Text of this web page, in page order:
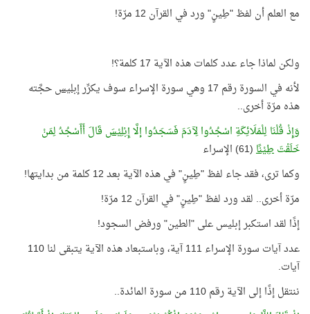
مع العلم أن لفظ "طِينٍ" ورد في القرآن 12 مرّة!
ولكن لماذا جاء عدد كلمات هذه الآية 17 كلمة؟!
لأنه في السورة رقم 17 وهي سورة الإسراء سوف يكرِّر
إبليسحجَّته
هذه مرّة أخرى..
وَإِذْ قُلْنَا لِلْمَلَائِكَةِ اسْجُدُوا لِآدَمَ فَسَجَدُوا إلَّاإِبْلِيْسَ قَالَ أَأَسْجُدُ لِمَنْ
خَلَقْتَطِيْنًا(61) الإسراء
وكما ترى، فقد جاء لفظ "طِينٍ" في هذه الآية بعد 12 كلمة من بدايتها!
مرّة أخرى.. لقد ورد لفظ "طِينٍ" في القرآن 12 مرّة!
إذًا لقد استكبر إبليس على "الطين" ورفض السجود!
عدد آيات سورة الإسراء 111 آية، وباستبعاد هذه الآية يتبقى لنا 110
آيات.
ننتقل إذًا إلى الآية رقم 110 من سورة المائدة..